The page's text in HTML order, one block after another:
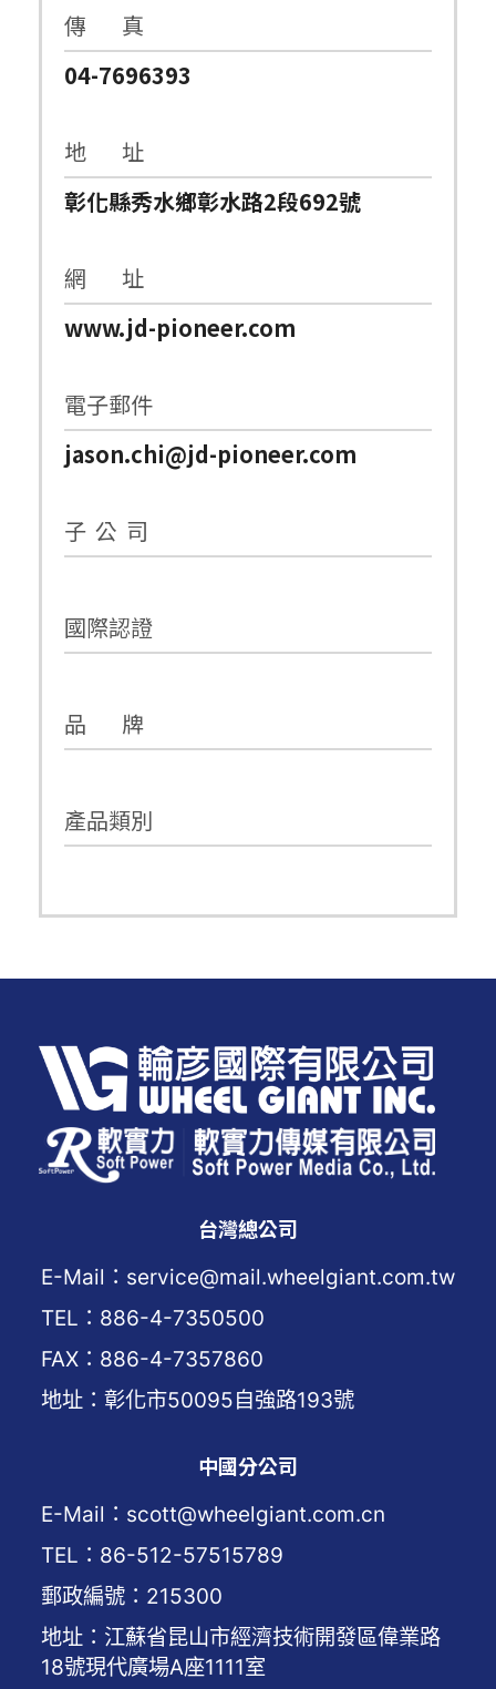
傳 真
04-7696393
地 址
彰化縣秀水鄉彰水路2段692號
網 址
www.jd-pioneer.com
電子郵件
jason.chi@jd-pioneer.com
子 公 司
國際認證
品 牌
產品類別
台灣總公司
E-Mail：service@mail.wheelgiant.com.tw
TEL：886-4-7350500
FAX：886-4-7357860
地址：彰化市50095自強路193號
中國分公司
E-Mail：scott@wheelgiant.com.cn
TEL：86-512-57515789
郵政編號：215300
地址：江蘇省昆山市經濟技術開發區偉業路
18號現代廣場A座1111室